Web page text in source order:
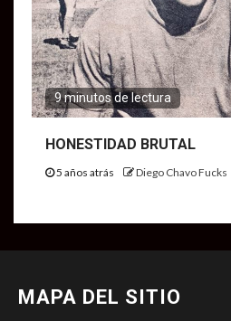
9 minutos de lectura
HONESTIDAD BRUTAL
5 años atrás Diego Chavo Fucks
MAPA DEL SITIO